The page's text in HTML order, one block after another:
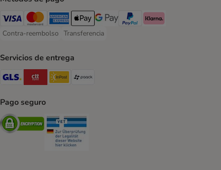
Visa Payment Method
Mastercard Payment Method
American Express Payment Method
Apple Pay Payment Method
Google Pay Payment Method
PayPal Payment Method
Klarna Payment Method
Contra-reembolso
Contra-reembolso Payment Method
Transferencia
Transferencia Payment Method
Servicios de entrega
GLS Shipping Method
CTTExpress Shipping Method
InPost Shipping Method
Pago seguro
Security